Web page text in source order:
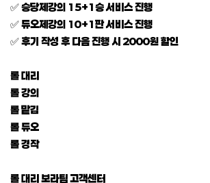
✅ 승당제강의 15+1승 서비스 진행
✅ 듀오제강의 10+1판 서비스 진행
✅ 후기 작성 후 다음 진행 시 2000원 할인
롤 대리
롤 강의
롤 맡김
롤 듀오
롤 경작
롤 대리 보라팀 고객센터